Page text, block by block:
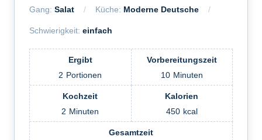
Gang: Salat Küche: Moderne Deutsche
Schwierigkeit: einfach
Ergibt
2 Portionen
Vorbereitungszeit
10 Minuten
Kochzeit
2 Minuten
Kalorien
450 kcal
Gesamtzeit